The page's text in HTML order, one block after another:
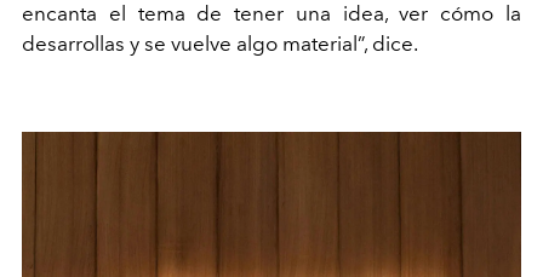
encanta el tema de tener una idea, ver cómo la
desarrollas y se vuelve algo material”, dice.